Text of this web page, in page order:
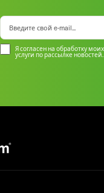
Я согласен на обработку
услуги по рассылке